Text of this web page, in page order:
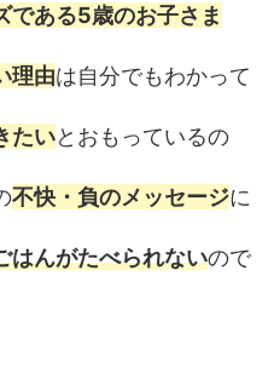
である5歳のお子さま
理由は自分でもわかって
たいとおもっているの
不快・負のメッセージに
はんがたべられないので